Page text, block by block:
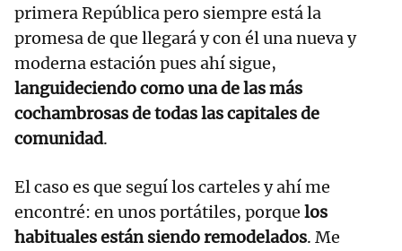
primera República pero siempre está la
promesa de que llegará y con él una nueva y
moderna estación pues ahí sigue,
languideciendo como una de las más
cochambrosas de todas las capitales de
comunidad.
El caso es que seguí los carteles y ahí me
encontré: en unos portátiles, porque los
habituales están siendo remodelados. Me